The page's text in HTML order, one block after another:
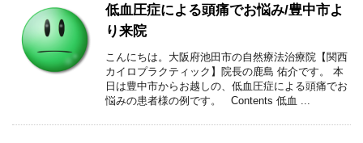
低血圧症による頭痛でお悩み/豊中市よ
り来院
こんにちは。大阪府池田市の自然療法治療院【関西
カイロプラクティック】院長の鹿島 佑介です。 本
日は豊中市からお越しの、低血圧症による頭痛でお
悩みの患者様の例です。 Contents 低血 ...